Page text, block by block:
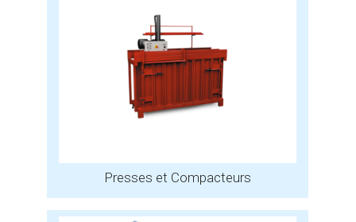
Presses et Compacteurs